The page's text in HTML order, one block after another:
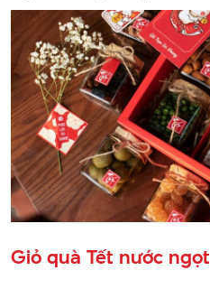
Giỏ quà Tết nước ngọt